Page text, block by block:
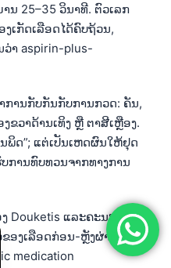
ນ 25–35 ວິນາທີ. ຕົວເລກ
ເກັດເລືອດໄດ້ຄົບຖ້ວນ,
ວ່າ aspirin-plus-
ການກັບກັນກັບການກວດ: ຄັນ,
ຂວາດ້ານເທິງ ຫຼື ຕາສີເຫຼືອງ.
ພິດ”; ແຕ່ເປັນເຫດຜົນໃຫ້ຢຸດ
ການທົບທວນຈາກທາງການ
Douketis ແລະຄະນະ ເນັ້ນ
ອງເລືອດກ່ອນ-ຫຼັງຜ່າຕັດ
medication